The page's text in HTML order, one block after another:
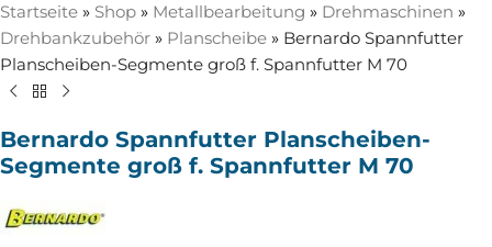
Startseite » Shop » Metallbearbeitung » Drehmaschinen »
Drehbankzubehör » Planscheibe » Bernardo Spannfutter
Planscheiben-Segmente groß f. Spannfutter M 70
Bernardo Spannfutter Planscheiben-
Segmente groß f. Spannfutter M 70